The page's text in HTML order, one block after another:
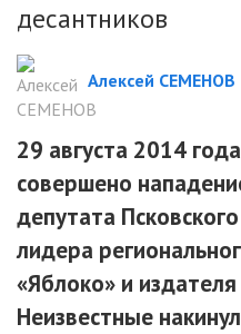
десантников
Алексей СЕМЕНОВ
29 августа 2014
совершено
депутата
лидера
«Яблоко» и
Неизвестные